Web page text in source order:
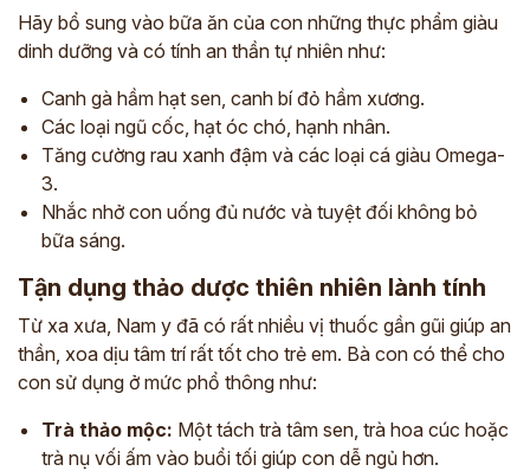
Hãy bổ sung vào bữa ăn của con những thực phẩm giàu
dinh dưỡng và có tính an thần tự nhiên như:
Canh gà hầm hạt sen, canh bí đỏ hầm xương.
Các loại ngũ cốc, hạt óc chó, hạnh nhân.
Tăng cường rau xanh đậm và các loại cá giàu Omega-
3.
Nhắc nhở con uống đủ nước và tuyệt đối không bỏ
bữa sáng.
Tận dụng thảo dược thiên nhiên lành tính
Từ xa xưa, Nam y đã có rất nhiều vị thuốc gần gũi giúp an
thần, xoa dịu tâm trí rất tốt cho trẻ em. Bà con có thể cho
con sử dụng ở mức phổ thông như:
Trà thảo mộc: Một tách trà tâm sen, trà hoa cúc hoặc
trà nụ vối ấm vào buổi tối giúp con dễ ngủ hơn.